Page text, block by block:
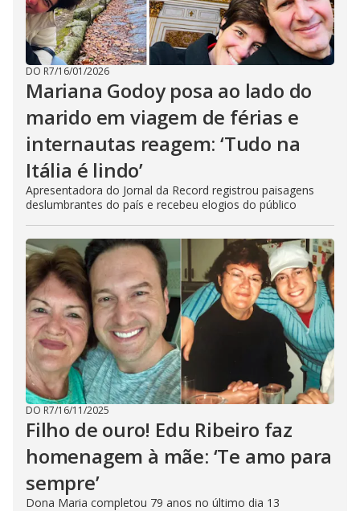
DO R7/16/01/2026
Mariana Godoy posa ao lado do
marido em viagem de férias e
internautas reagem: ‘Tudo na
Itália é lindo’
Apresentadora do Jornal da Record registrou paisagens
deslumbrantes do país e recebeu elogios do público
DO R7/16/11/2025
Filho de ouro! Edu Ribeiro faz
homenagem à mãe: ‘Te amo para
sempre’
Dona Maria completou 79 anos no último dia 13